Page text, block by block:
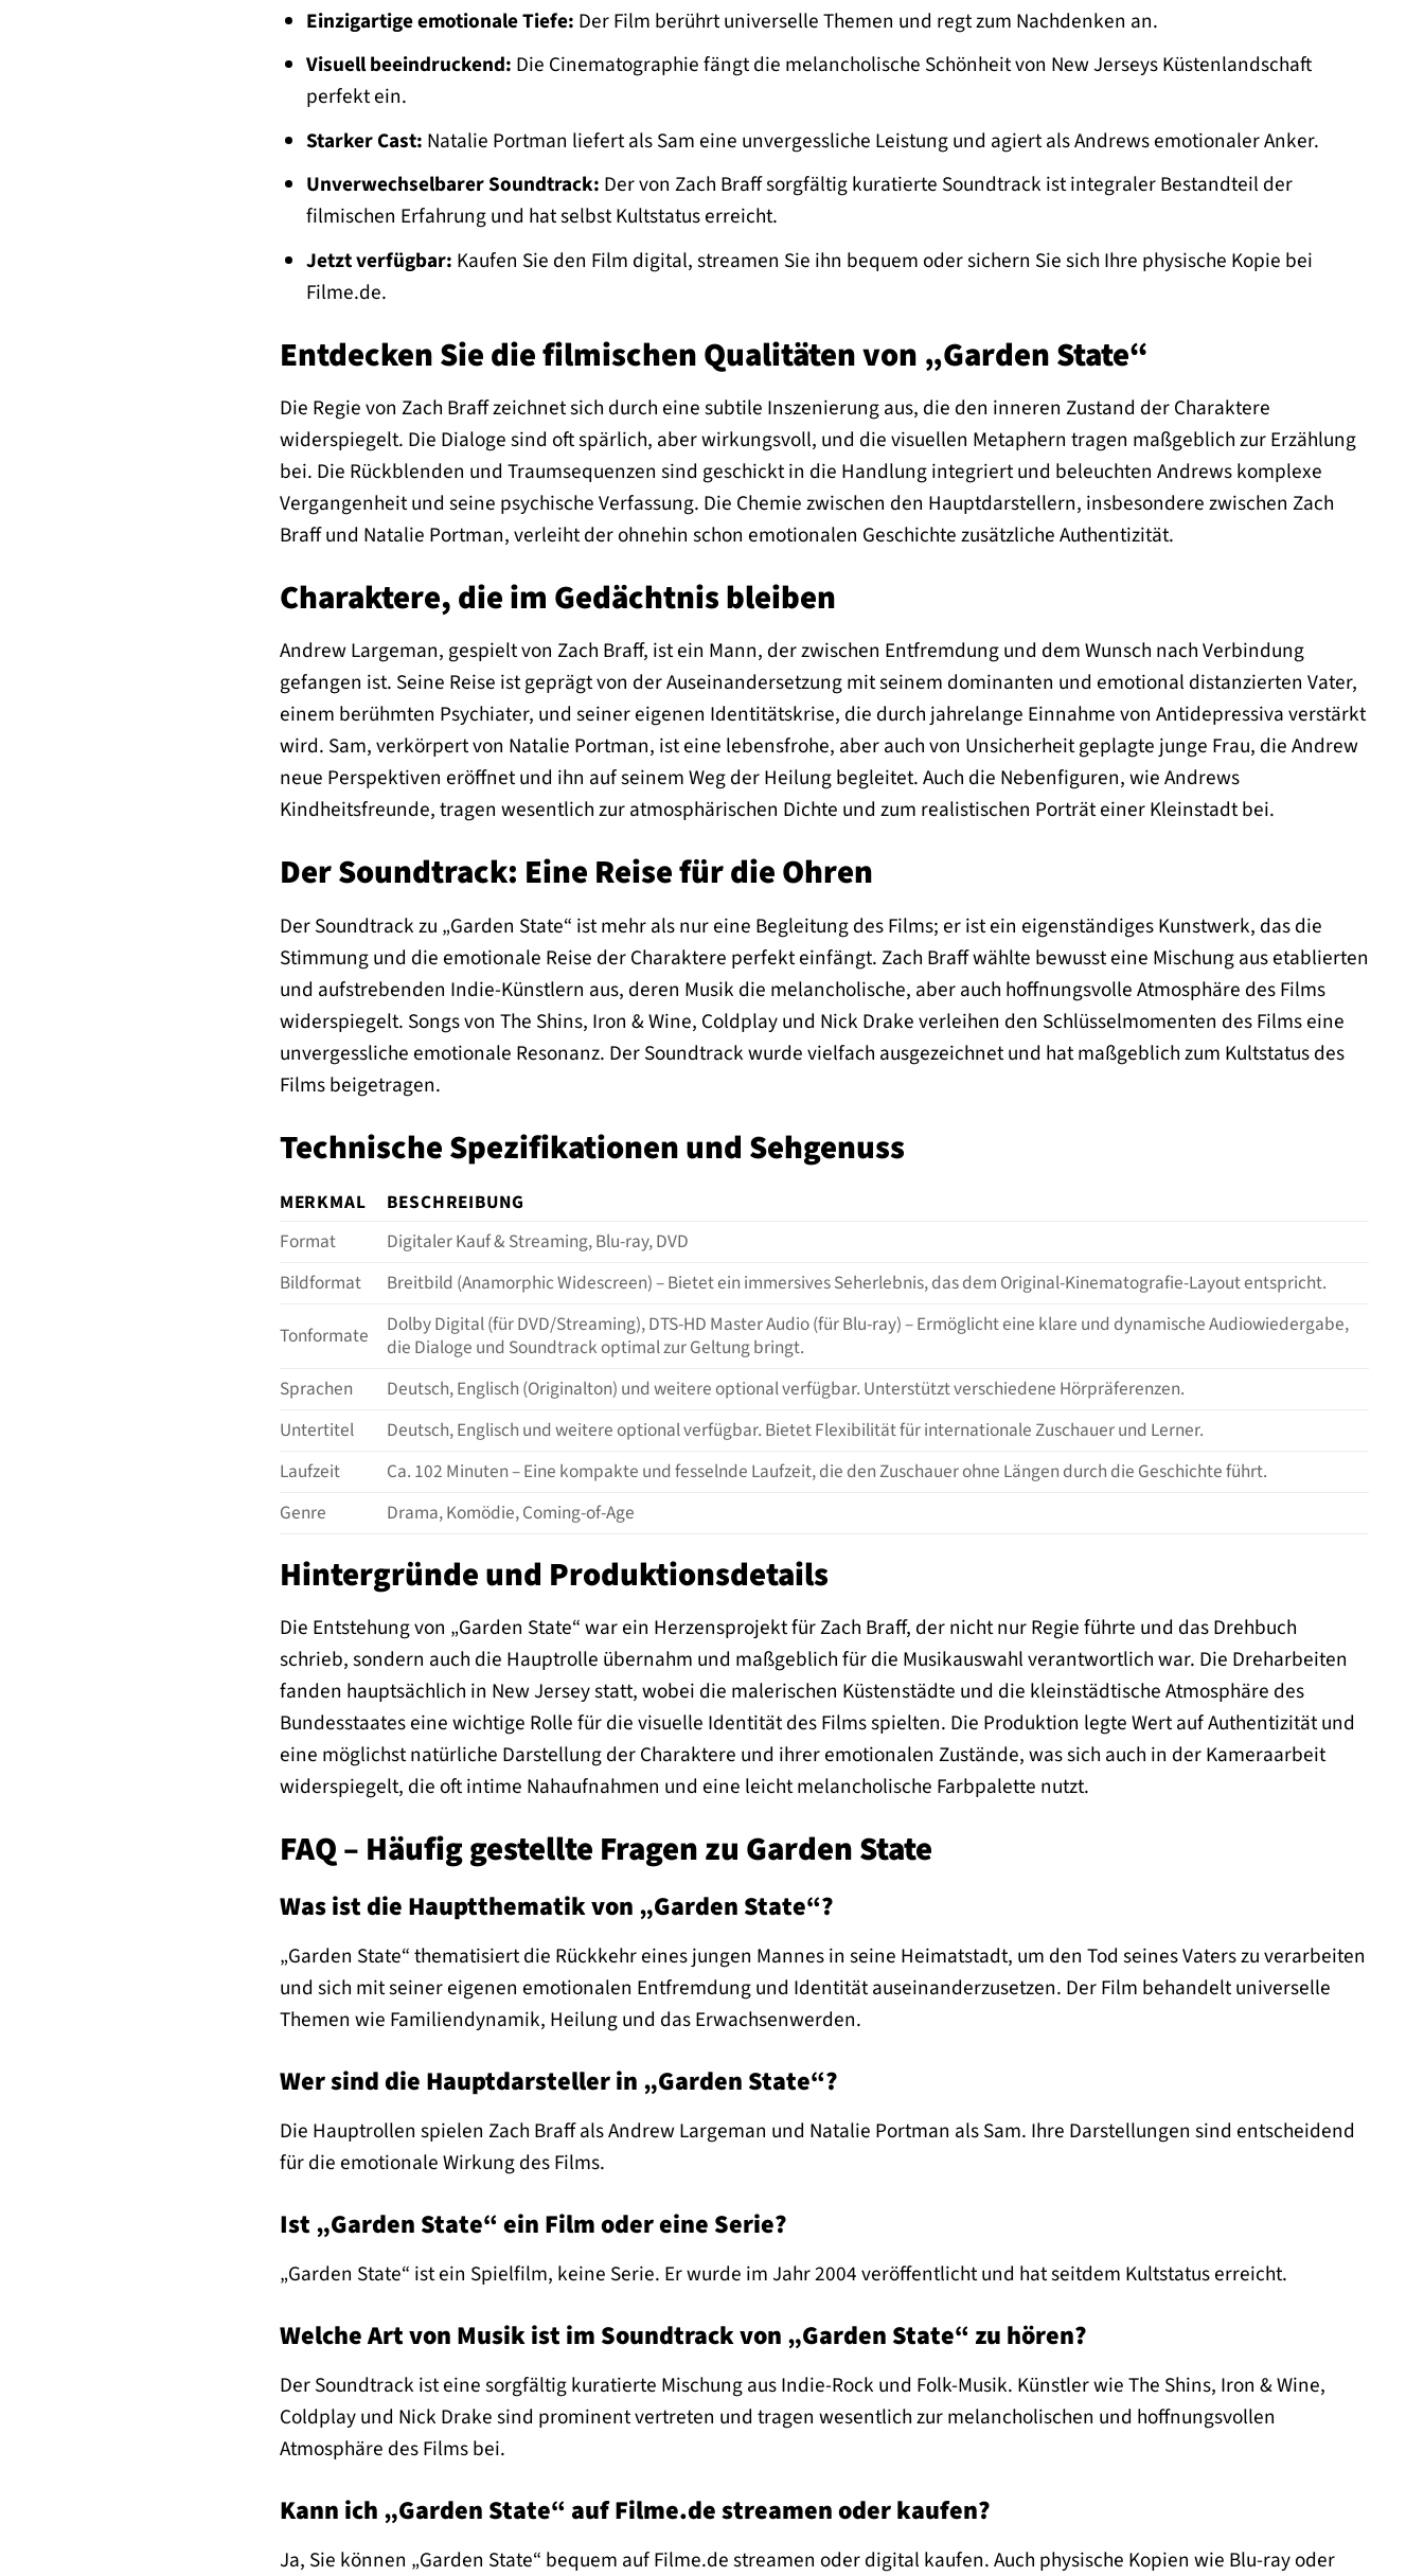
Einzigartige emotionale Tiefe: Der Film berührt universelle Themen und regt zum Nachdenken an.
Visuell beeindruckend: Die Cinematographie fängt die melancholische Schönheit von New Jerseys Küstenlandschaft
perfekt ein.
Starker Cast: Natalie Portman liefert als Sam eine unvergessliche Leistung und agiert als Andrews emotionaler Anker.
Unverwechselbarer Soundtrack: Der von Zach Braff sorgfältig kuratierte Soundtrack ist integraler Bestandteil der
filmischen Erfahrung und hat selbst Kultstatus erreicht.
Jetzt verfügbar: Kaufen Sie den Film digital, streamen Sie ihn bequem oder sichern Sie sich Ihre physische Kopie bei
Filme.de.
Entdecken Sie die filmischen Qualitäten von „Garden State“
Die Regie von Zach Braff zeichnet sich durch eine subtile Inszenierung aus, die den inneren Zustand der Charaktere
widerspiegelt. Die Dialoge sind oft spärlich, aber wirkungsvoll, und die visuellen Metaphern tragen maßgeblich zur Erzählung
bei. Die Rückblenden und Traumsequenzen sind geschickt in die Handlung integriert und beleuchten Andrews komplexe
Vergangenheit und seine psychische Verfassung. Die Chemie zwischen den Hauptdarstellern, insbesondere zwischen Zach
Braff und Natalie Portman, verleiht der ohnehin schon emotionalen Geschichte zusätzliche Authentizität.
Charaktere, die im Gedächtnis bleiben
Andrew Largeman, gespielt von Zach Braff, ist ein Mann, der zwischen Entfremdung und dem Wunsch nach Verbindung
gefangen ist. Seine Reise ist geprägt von der Auseinandersetzung mit seinem dominanten und emotional distanzierten Vater,
einem berühmten Psychiater, und seiner eigenen Identitätskrise, die durch jahrelange Einnahme von Antidepressiva verstärkt
wird. Sam, verkörpert von Natalie Portman, ist eine lebensfrohe, aber auch von Unsicherheit geplagte junge Frau, die Andrew
neue Perspektiven eröffnet und ihn auf seinem Weg der Heilung begleitet. Auch die Nebenfiguren, wie Andrews
Kindheitsfreunde, tragen wesentlich zur atmosphärischen Dichte und zum realistischen Porträt einer Kleinstadt bei.
Der Soundtrack: Eine Reise für die Ohren
Der Soundtrack zu „Garden State“ ist mehr als nur eine Begleitung des Films; er ist ein eigenständiges Kunstwerk, das die
Stimmung und die emotionale Reise der Charaktere perfekt einfängt. Zach Braff wählte bewusst eine Mischung aus etablierten
und aufstrebenden Indie-Künstlern aus, deren Musik die melancholische, aber auch hoffnungsvolle Atmosphäre des Films
widerspiegelt. Songs von The Shins, Iron & Wine, Coldplay und Nick Drake verleihen den Schlüsselmomenten des Films eine
unvergessliche emotionale Resonanz. Der Soundtrack wurde vielfach ausgezeichnet und hat maßgeblich zum Kultstatus des
Films beigetragen.
Technische Spezifikationen und Sehgenuss
MERKMAL
BESCHREIBUNG
Format
Digitaler Kauf & Streaming, Blu-ray, DVD
Bildformat
Breitbild (Anamorphic Widescreen) – Bietet ein immersives Seherlebnis, das dem Original-Kinematografie-Layout entspricht.
Tonformate
Dolby Digital (für DVD/Streaming), DTS-HD Master Audio (für Blu-ray) – Ermöglicht eine klare und dynamische Audiowiedergabe,
die Dialoge und Soundtrack optimal zur Geltung bringt.
Sprachen
Deutsch, Englisch (Originalton) und weitere optional verfügbar. Unterstützt verschiedene Hörpräferenzen.
Untertitel
Deutsch, Englisch und weitere optional verfügbar. Bietet Flexibilität für internationale Zuschauer und Lerner.
Laufzeit
Ca. 102 Minuten – Eine kompakte und fesselnde Laufzeit, die den Zuschauer ohne Längen durch die Geschichte führt.
Genre
Drama, Komödie, Coming-of-Age
Hintergründe und Produktionsdetails
Die Entstehung von „Garden State“ war ein Herzensprojekt für Zach Braff, der nicht nur Regie führte und das Drehbuch
schrieb, sondern auch die Hauptrolle übernahm und maßgeblich für die Musikauswahl verantwortlich war. Die Dreharbeiten
fanden hauptsächlich in New Jersey statt, wobei die malerischen Küstenstädte und die kleinstädtische Atmosphäre des
Bundesstaates eine wichtige Rolle für die visuelle Identität des Films spielten. Die Produktion legte Wert auf Authentizität und
eine möglichst natürliche Darstellung der Charaktere und ihrer emotionalen Zustände, was sich auch in der Kameraarbeit
widerspiegelt, die oft intime Nahaufnahmen und eine leicht melancholische Farbpalette nutzt.
FAQ – Häufig gestellte Fragen zu Garden State
Was ist die Hauptthematik von „Garden State“?
„Garden State“ thematisiert die Rückkehr eines jungen Mannes in seine Heimatstadt, um den Tod seines Vaters zu verarbeiten
und sich mit seiner eigenen emotionalen Entfremdung und Identität auseinanderzusetzen. Der Film behandelt universelle
Themen wie Familiendynamik, Heilung und das Erwachsenwerden.
Wer sind die Hauptdarsteller in „Garden State“?
Die Hauptrollen spielen Zach Braff als Andrew Largeman und Natalie Portman als Sam. Ihre Darstellungen sind entscheidend
für die emotionale Wirkung des Films.
Ist „Garden State“ ein Film oder eine Serie?
„Garden State“ ist ein Spielfilm, keine Serie. Er wurde im Jahr 2004 veröffentlicht und hat seitdem Kultstatus erreicht.
Welche Art von Musik ist im Soundtrack von „Garden State“ zu hören?
Der Soundtrack ist eine sorgfältig kuratierte Mischung aus Indie-Rock und Folk-Musik. Künstler wie The Shins, Iron & Wine,
Coldplay und Nick Drake sind prominent vertreten und tragen wesentlich zur melancholischen und hoffnungsvollen
Atmosphäre des Films bei.
Kann ich „Garden State“ auf Filme.de streamen oder kaufen?
Ja, Sie können „Garden State“ bequem auf Filme.de streamen oder digital kaufen. Auch physische Kopien wie Blu-ray oder